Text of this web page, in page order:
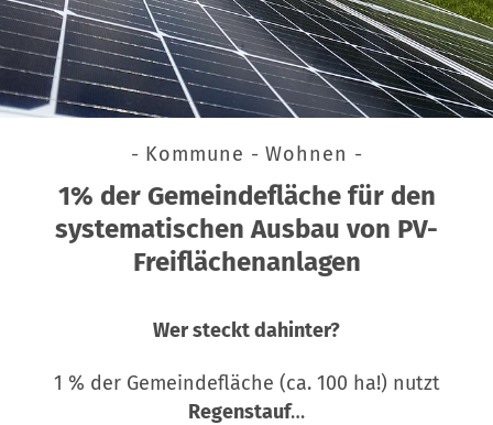
- Kommune - Wohnen -
1% der Gemeindefläche für den
systematischen Ausbau von PV-
Freiflächenanlagen
Wer steckt dahinter?
1 % der Gemeindefläche (ca. 100 ha!) nutzt
Regenstauf…